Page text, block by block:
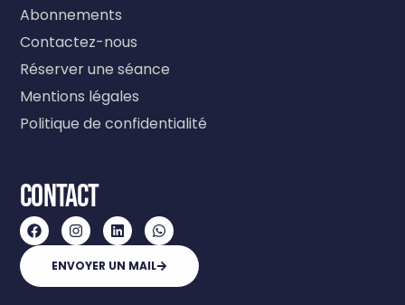
Abonnements
Contactez-nous
Réserver une séance
Mentions légales
Politique de confidentialité
CONTACT
ENVOYER UN MAIL